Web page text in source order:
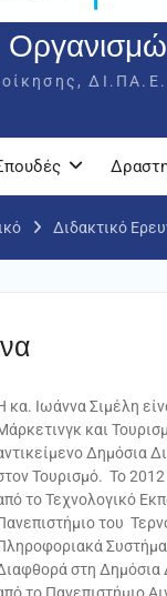
ΔΙ.ΠΑ.Ε.
Διδακτικό
κα. Ιωάννα Σιμέλη
και
Δημόσια
Τουρισμό. Το
το Τεχνολογικό
του
στη Δημόσια